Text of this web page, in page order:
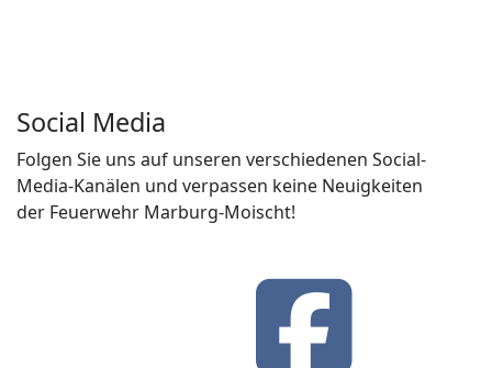
Social Media
Folgen Sie uns auf unseren verschiedenen Social-
Media-Kanälen und verpassen keine Neuigkeiten
der Feuerwehr Marburg-Moischt!